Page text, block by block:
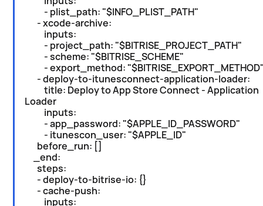
- plist_path: "$INFO_PLIST_PATH"
- xcode-archive:
inputs:
- project_path: "$BITRISE_PROJECT_PATH"
- scheme: "$BITRISE_SCHEME"
- export_method:
- deploy-to-itunesconnect-application-loader:
title: Deploy to App Store Connect - Application
Loader
inputs:
- app_password: "$APPLE_ID_PASSWORD"
- itunescon_user: "$APPLE_ID"
before_run: []
_end:
steps:
- deploy-to-bitrise-io: {}
- cache-push:
inputs: